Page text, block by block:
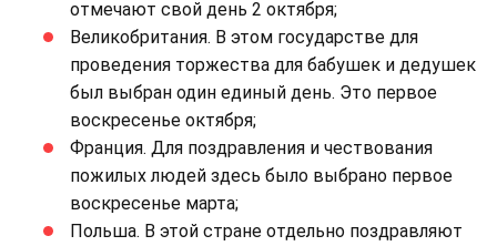
отмечают свой день 2 октября;
Великобритания. В этом государстве для
проведения торжества для бабушек и дедушек
был выбран один единый день. Это первое
воскресенье октября;
Франция. Для поздравления и чествования
пожилых людей здесь было выбрано первое
воскресенье марта;
Польша. В этой стране отдельно поздравляют